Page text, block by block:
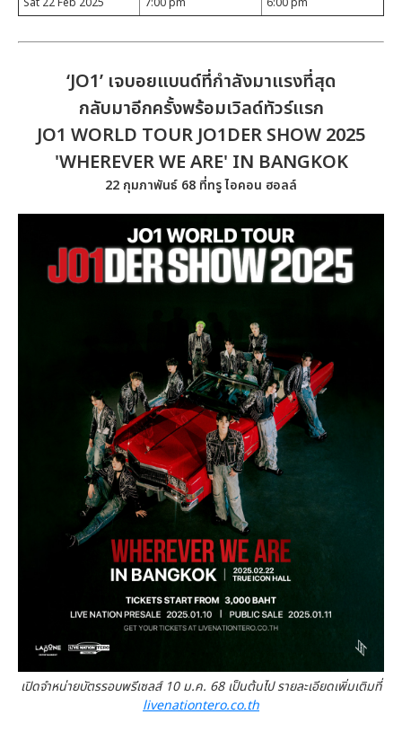
‘JO1’ เจบอยแบนด์ที่กำลังมาแรงที่สุด
กลับมาอีกครั้งพร้อมเวิลด์ทัวร์แรก
JO1 WORLD TOUR JO1DER SHOW 2025
'WHEREVER WE ARE' IN BANGKOK
22 กุมภาพันธ์ 68 ที่ทรู ไอคอน ฮอลล์
เปิดจำหน่ายบัตรรอบพรีเซลส์ 10 ม.ค. 68 เป็นต้นไป รายละเอียดเพิ่มเติมที่
livenationtero.co.th